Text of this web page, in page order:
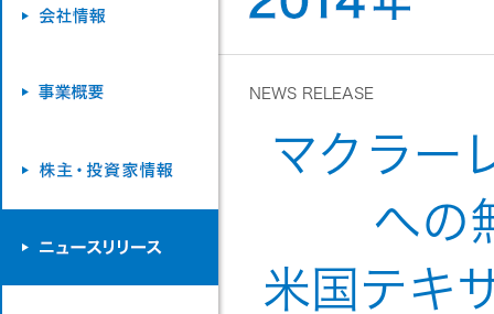
NEWS RELEASE
マクラー
への
米国テキ